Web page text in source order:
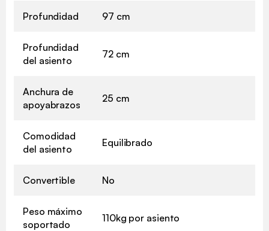
Profundidad 97 cm
Profundidad
del asiento
72 cm
Anchura de
apoyabrazos
25 cm
Comodidad
del asiento
Equilibrado
Convertible No
Peso máximo
soportado
110kg por asiento